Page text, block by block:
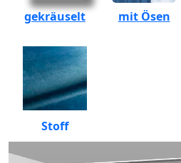
gekräuselt mit Ösen
Stoff